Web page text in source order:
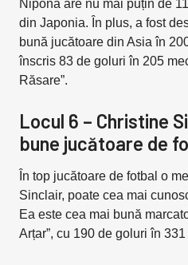
Nipona are nu mai puțin de
din Japonia. În plus, a fost
bună jucătoare din Asia în
înscris 83 de goluri în 205
Răsare”.
Locul 6 – Christine
bune jucătoare de
În top jucătoare de fotbal o
Sinclair, poate cea mai
Ea este cea mai bună
Arțar”, cu 190 de goluri în